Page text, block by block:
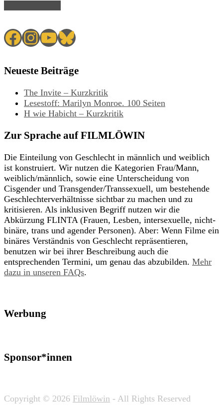
Facebook
Instagram
YouTube
Bluesky
Neueste Beiträge
The Invite – Kurzkritik
Lesestoff: Marilyn Monroe. 100 Seiten
H wie Habicht – Kurzkritik
Zur Sprache auf FILMLÖWIN
Die Einteilung von Geschlecht in männlich und weiblich
ist konstruiert. Wir nutzen die Kategorien Frau/Mann,
weiblich/männlich, sowie eine Unterscheidung von
Cisgender und Transgender/Transsexuell, um bestehende
Geschlechterverhältnisse sichtbar zu machen und zu
kritisieren. Als inklusiven Begriff nutzen wir die
Abkürzung FLINTA (Frauen, Lesben, intersexuelle, nicht-
binäre, trans und agender Personen). Aber: Wenn Filme ein
binäres Verständnis von Geschlecht repräsentieren,
benutzen wir bei ihrer Beschreibung auch die
entsprechenden Termini, um genau das abzubilden. Mehr
dazu in unseren FAQs.
Werbung
Sponsor*innen
Copyright © 2026 Filmlöwin - All Rights Reserved